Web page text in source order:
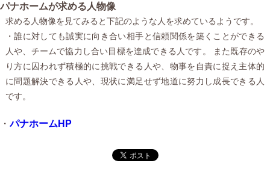
パナホームが求める人物像
求める人物像を見てみると下記のような人を求めているようです。
・誰に対しても誠実に向き合い相手と信頼関係を築くことができる
人や、チームで協力し合い目標を達成できる人です。 また既存のや
り方に囚われず積極的に挑戦できる人や、物事を自責に捉え主体的
に問題解決できる人や、現状に満足せず地道に努力し成長できる人
です。
・パナホームHP